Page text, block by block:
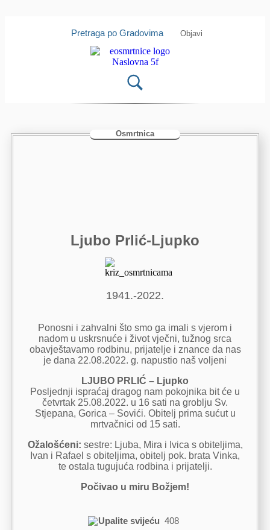
Pretraga po Gradovima Objavi
Osmrtnica
Ljubo Prlić-Ljupko
1941.-2022.
Ponosni i zahvalni što smo ga imali s vjerom i
nadom u uskrsnuće i život vječni, tužnog srca
obavještavamo rodbinu, prijatelje i znance da nas
je dana 22.08.2022. g. napustio naš voljeni
LJUBO PRLIĆ – Ljupko
Posljednji ispraćaj dragog nam pokojnika bit će u
četvrtak 25.08.2022. u 16 sati na groblju Sv.
Stjepana, Gorica – Sovići. Obitelj prima sućut u
mrtvačnici od 15 sati.
Ožalošćeni: sestre: Ljuba, Mira i Ivica s obiteljima,
Ivan i Rafael s obiteljima, obitelj pok. brata Vinka,
te ostala tugujuća rodbina i prijatelji.
Počivao u miru Božjem!
Upalite svijeću 408